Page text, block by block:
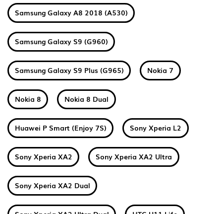
Samsung Galaxy A8 2018 (A530)
Samsung Galaxy S9 (G960)
Samsung Galaxy S9 Plus (G965) Nokia 7
Nokia 8 Nokia 8 Dual
Huawei P Smart (Enjoy 7S) Sony Xperia L2
Sony Xperia XA2 Sony Xperia XA2 Ultra
Sony Xperia XA2 Dual